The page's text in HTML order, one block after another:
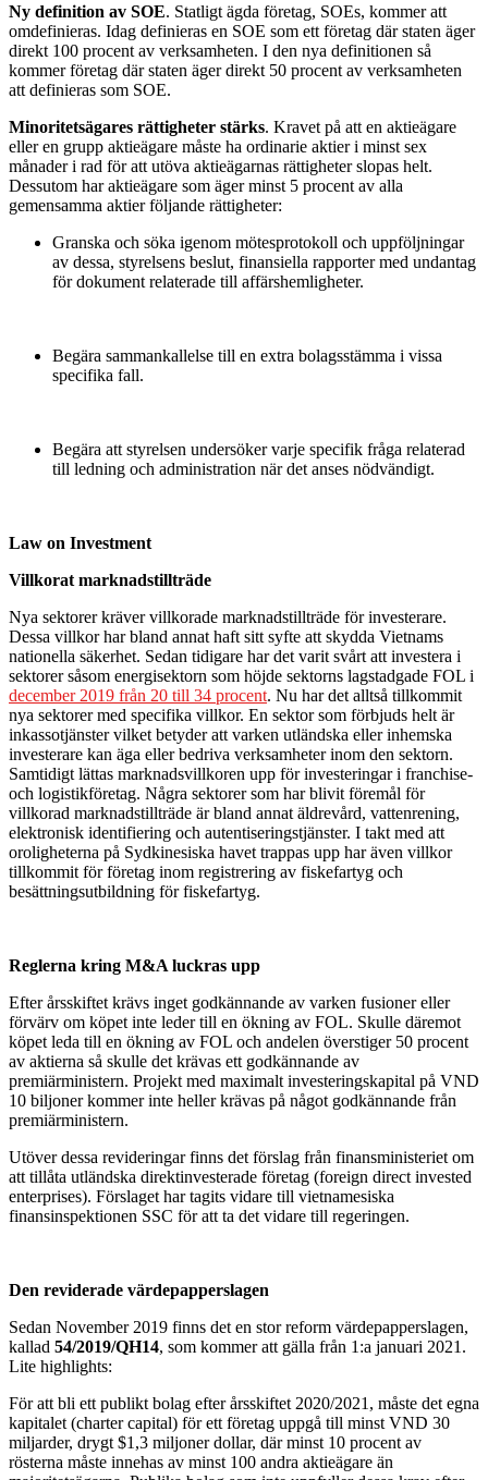
Ny definition av SOE. Statligt ägda företag, SOEs, kommer att
omdefinieras. Idag definieras en SOE som ett företag där staten äger
direkt 100 procent av verksamheten. I den nya definitionen så
kommer företag där staten äger direkt 50 procent av verksamheten
att definieras som SOE.
Minoritetsägares rättigheter stärks. Kravet på att en aktieägare
eller en grupp aktieägare måste ha ordinarie aktier i minst sex
månader i rad för att utöva aktieägarnas rättigheter slopas helt.
Dessutom har aktieägare som äger minst 5 procent av alla
gemensamma aktier följande rättigheter:
Granska och söka igenom mötesprotokoll och uppföljningar
av dessa, styrelsens beslut, finansiella rapporter med undantag
för dokument relaterade till affärshemligheter.
Begära sammankallelse till en extra bolagsstämma i vissa
specifika fall.
Begära att styrelsen undersöker varje specifik fråga relaterad
till ledning och administration när det anses nödvändigt.
Law on Investment
Villkorat marknadstillträde
Nya sektorer kräver villkorade marknadstillträde för investerare.
Dessa villkor har bland annat haft sitt syfte att skydda Vietnams
nationella säkerhet. Sedan tidigare har det varit svårt att investera i
sektorer såsom energisektorn som höjde sektorns lagstadgade FOL i
december 2019 från 20 till 34 procent. Nu har det alltså tillkommit
nya sektorer med specifika villkor. En sektor som förbjuds helt är
inkassotjänster vilket betyder att varken utländska eller inhemska
investerare kan äga eller bedriva verksamheter inom den sektorn.
Samtidigt lättas marknadsvillkoren upp för investeringar i franchise-
och logistikföretag. Några sektorer som har blivit föremål för
villkorad marknadstillträde är bland annat äldrevård, vattenrening,
elektronisk identifiering och autentiseringstjänster. I takt med att
oroligheterna på Sydkinesiska havet trappas upp har även villkor
tillkommit för företag inom registrering av fiskefartyg och
besättningsutbildning för fiskefartyg.
Reglerna kring M&A luckras upp
Efter årsskiftet krävs inget godkännande av varken fusioner eller
förvärv om köpet inte leder till en ökning av FOL. Skulle däremot
köpet leda till en ökning av FOL och andelen överstiger 50 procent
av aktierna så skulle det krävas ett godkännande av
premiärministern. Projekt med maximalt investeringskapital på VND
10 biljoner kommer inte heller krävas på något godkännande från
premiärministern.
Utöver dessa revideringar finns det förslag från finansministeriet om
att tillåta utländska direktinvesterade företag (foreign direct invested
enterprises). Förslaget har tagits vidare till vietnamesiska
finansinspektionen SSC för att ta det vidare till regeringen.
Den reviderade värdepapperslagen
Sedan November 2019 finns det en stor reform värdepapperslagen,
kallad 54/2019/QH14, som kommer att gälla från 1:a januari 2021.
Lite highlights:
För att bli ett publikt bolag efter årsskiftet 2020/2021, måste det egna
kapitalet (charter capital) för ett företag uppgå till minst VND 30
miljarder, drygt $1,3 miljoner dollar, där minst 10 procent av
rösterna måste innehas av minst 100 andra aktieägare än